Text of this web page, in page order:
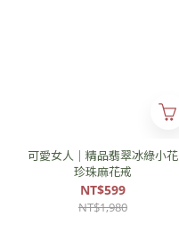
可愛女人｜精品翡翠冰綠小花
珍珠麻花戒
NT$599
NT$1,980